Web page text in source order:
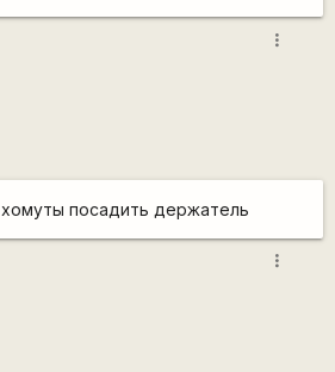
more_vert
посадить держатель
more_vert